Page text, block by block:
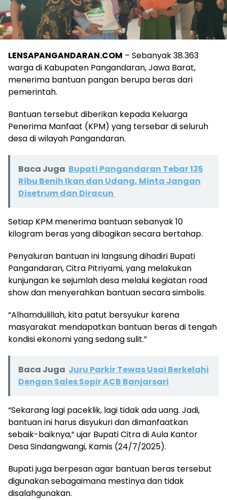
LENSAPANGANDARAN.COM – Sebanyak 38.363
warga di Kabupaten Pangandaran, Jawa Barat,
menerima bantuan pangan berupa beras dari
pemerintah.
Bantuan tersebut diberikan kepada Keluarga
Penerima Manfaat (KPM) yang tersebar di seluruh
desa di wilayah Pangandaran.
Baca Juga Bupati Pangandaran Tebar 135
Ribu Benih Ikan dan Udang, Minta Jangan
Disetrum dan Diracun
Setiap KPM menerima bantuan sebanyak 10
kilogram beras yang dibagikan secara bertahap.
Penyaluran bantuan ini langsung dihadiri Bupati
Pangandaran, Citra Pitriyami, yang melakukan
kunjungan ke sejumlah desa melalui kegiatan road
show dan menyerahkan bantuan secara simbolis.
“Alhamdulillah, kita patut bersyukur karena
masyarakat mendapatkan bantuan beras di tengah
kondisi ekonomi yang sedang sulit.”
Baca Juga Juru Parkir Tewas Usai Berkelahi
Dengan Sales Sopir ACB Banjarsari
“Sekarang lagi paceklik, lagi tidak ada uang. Jadi,
bantuan ini harus disyukuri dan dimanfaatkan
sebaik-baiknya,” ujar Bupati Citra di Aula Kantor
Desa Sindangwangi, Kamis (24/7/2025).
Bupati juga berpesan agar bantuan beras tersebut
digunakan sebagaimana mestinya dan tidak
disalahgunakan.